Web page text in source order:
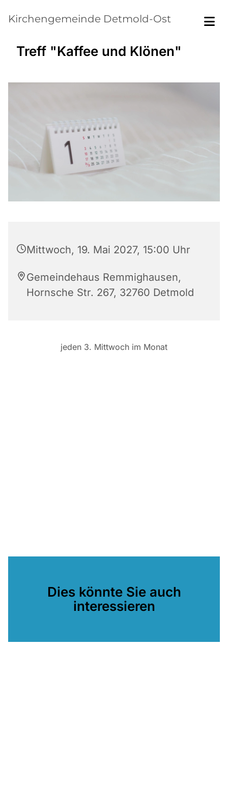
Kirchengemeinde Detmold-Ost
Treff "Kaffee und Klönen"
Mittwoch, 19. Mai 2027, 15:00 Uhr
Gemeindehaus Remmighausen,
Hornsche Str. 267, 32760 Detmold
jeden 3. Mittwoch im Monat
Dies könnte Sie auch
interessieren